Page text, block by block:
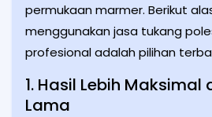
permukaan marmer. Berikut
menggunakan jasa tukang
profesional adalah pilihan
1. Hasil Lebih Maksimal
Lama